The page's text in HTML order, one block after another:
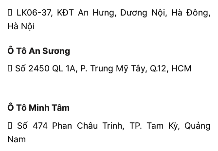
LK06-37, KĐT An Hưng, Dương Nội, Hà Đông,
Hà Nội
Ô Tô An Sương
Số 2450 QL 1A, P. Trung Mỹ Tây, Q.12, HCM
Ô Tô Minh Tâm
Số 474 Phan Châu Trinh, TP. Tam Kỳ, Quảng
Nam